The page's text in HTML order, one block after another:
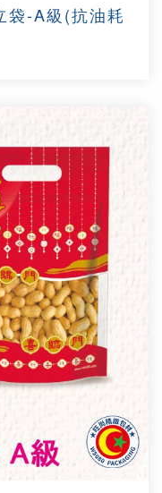
袋-A級(抗油耗